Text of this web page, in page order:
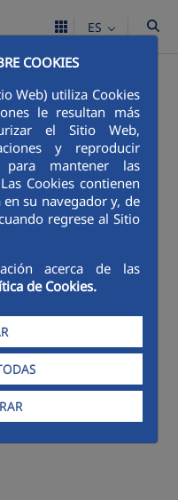
COOKIES
Web) utiliza Cookies
le resultan más
el Sitio Web,
y reproducir
mantener las
Cookies contienen
su navegador y, de
regrese al Sitio
acerca de las
de Cookies.
ES
de la